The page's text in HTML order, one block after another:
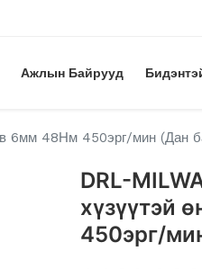
Ажлын Байрууд
6мм 48Нм 450эрг/мин (Дан
DRL-
хүзүүтэй
450эрг/